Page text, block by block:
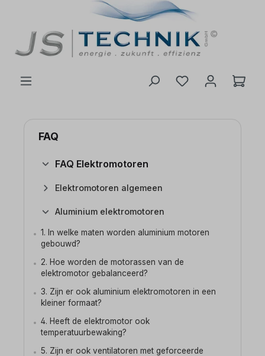
FAQ
FAQ Elektromotoren
Elektromotoren algemeen
Aluminium elektromotoren
1. In welke maten worden aluminium motoren
gebouwd?
2. Hoe worden de motorassen van de
elektromotor gebalanceerd?
3. Zijn er ook aluminium elektromotoren in een
kleiner formaat?
4. Heeft de elektromotor ook
temperatuurbewaking?
5. Zijn er ook ventilatoren met geforceerde